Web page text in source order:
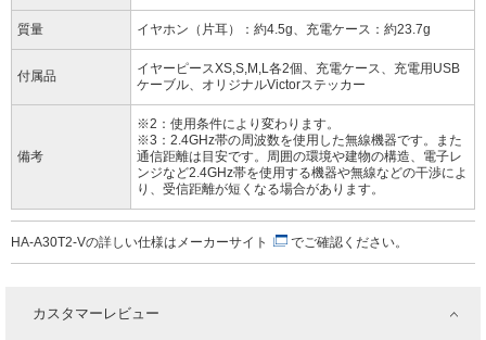
質量 イヤホン（片耳）：約4.5g、充電ケース：約23.7g
付属品
イヤーピースXS,S,M,L各2個、充電ケース、充電用USB
ケーブル、オリジナルVictorステッカー
備考
※2：使用条件により変わります。
※3：2.4GHz帯の周波数を使用した無線機器です。また
通信距離は目安です。周囲の環境や建物の構造、電子レ
ンジなど2.4GHz帯を使用する機器や無線などの干渉によ
り、受信距離が短くなる場合があります。
HA-A30T2-Vの詳しい仕様は メーカーサイト でご確認ください。
カスタマーレビュー